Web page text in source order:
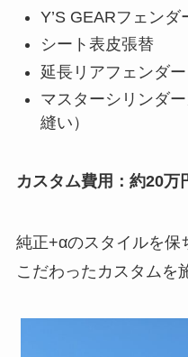
Y’S GEARフェンダ
シート表皮張替
延長リアフェンダー
マスターシリンダ
縫い）
カスタム費用：約20万
純正+αのスタイルを保
こだわったカスタムを